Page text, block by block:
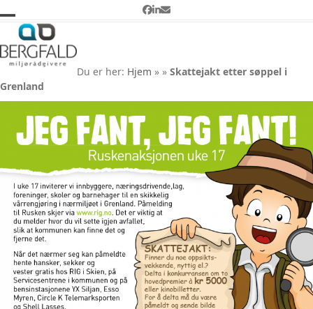
content
Facebook
LinkedIn
Email
Open
mobile
menu
Close
mobile
menu
Du er her: Hjem »»Skattejakt etter søppel i
Grenland